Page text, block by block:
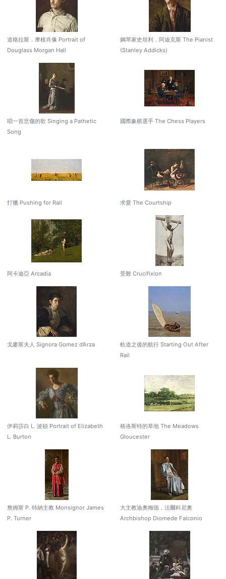
道格拉斯．摩根肖像 Portrait of
Douglass Morgan Hall
鋼琴家史坦利．阿迪克斯 The Pianist
(Stanley Addicks)
唱一首悲傷的歌 Singing a Pathetic
Song
國際象棋選手 The Chess Players
打獵 Pushing for Rail 求愛 The Courtship
阿卡迪亞 Arcadia 受難 Crucifixion
戈麥斯夫人 Signora Gomez d’Arza
軌道之後的航行 Starting Out After
Rail
伊莉莎白 L. 波頓 Portrait of Elizabeth
L. Burton
格洛斯特的草地 The Meadows
Gloucester
詹姆斯 P. 特納主教 Monsignor James
P. Turner
大主教迪奧梅德．法爾科尼奧
Archbishop Diomede Falconio